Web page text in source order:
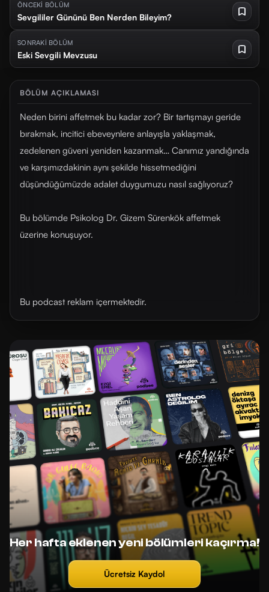
ÖNCEKİ BÖLÜM
Sevgililer Gününü Ben Nerden Bileyim?
SONRAKİ BÖLÜM
Eski Sevgili Mevzusu
BÖLÜM AÇIKLAMASI
Neden birini affetmek bu kadar zor? Bir tartışmayı geride
bırakmak, incitici ebeveynlere anlayışla yaklaşmak,
zedelenen güveni yeniden kazanmak… Canımız yandığında
ve karşımızdakinin aynı şekilde hissetmediğini
düşündüğümüzde adalet duygumuzu nasıl sağlıyoruz?
Bu bölümde Psikolog Dr. Gizem Sürenkök affetmek
üzerine konuşuyor.
Bu podcast reklam içermektedir.
Her hafta eklenen yeni bölümleri kaçırma!
Ücretsiz Kaydol